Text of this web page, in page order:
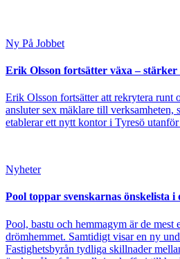
Ny På Jobbet
Erik Olsson fortsätter växa –
Erik Olsson fortsätter att rekrytera runt
ansluter sex mäklare till verksamheten,
etablerar ett nytt kontor i Tyresö
Nyheter
Pool toppar svenskarnas önskelista i
Pool, bastu och hemmagym är de mest
drömhemmet. Samtidigt visar en ny
Fastighetsbyrån tydliga skillnader